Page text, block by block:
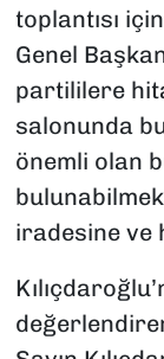
toplantısı
Genel
partililere
salonunda
önemli olan
iradesine ve